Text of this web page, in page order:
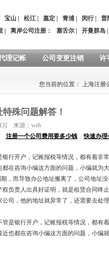
宝山 松江 嘉定 青浦 闵行| 普
离岸公司注册 ： 塞舌尔 开曼群岛
理记帐 公司变更注销 许
您当前的位置： 上海注册
殊问题解答！
来源：web
注册一个公司费用要多少钱 快速办理
行开户，记账报税等情况，都有着非
在咨询小编这方面的问题，小编就为
，而导致办公地址搬离了，公司地址
负责人出具好证明，就是租赁合同终
司，他的地址就异常了，还需要去处理
银行开户，记账报税等情况，都有
也都在咨询小编这方面的问题，小编